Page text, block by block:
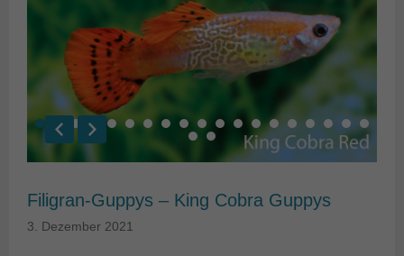
Filigran-Guppys – King Cobra Guppys
3. Dezember 2021